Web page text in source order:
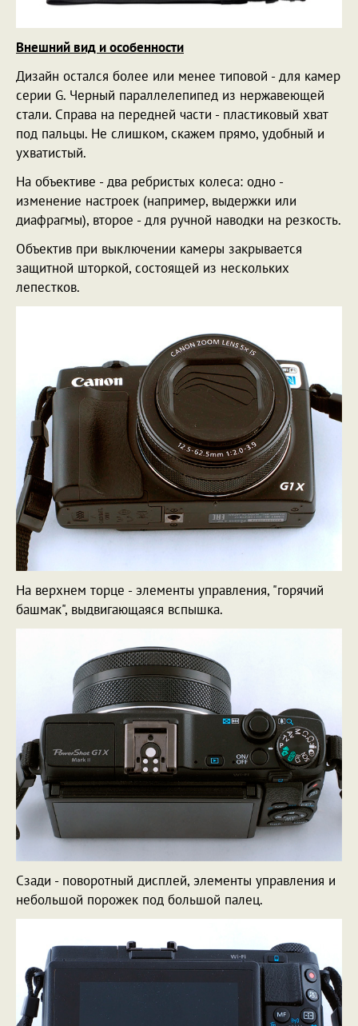
Внешний вид и особенности
Дизайн остался более или менее типовой - для камер
серии G. Черный параллелепипед из нержавеющей
стали. Справа на передней части - пластиковый хват
под пальцы. Не слишком, скажем прямо, удобный и
ухватистый.
На объективе - два ребристых колеса: одно -
изменение настроек (например, выдержки или
диафрагмы), второе - для ручной наводки на резкость.
Объектив при выключении камеры закрывается
защитной шторкой, состоящей из нескольких
лепестков.
На верхнем торце - элементы управления, "горячий
башмак", выдвигающаяся вспышка.
Сзади - поворотный дисплей, элементы управления и
небольшой порожек под большой палец.